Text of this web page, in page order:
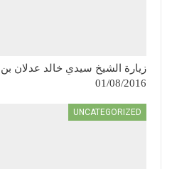
زيارة الشيخ سيدي خالد عدلان
01/08/2016
UNCATEGORIZED